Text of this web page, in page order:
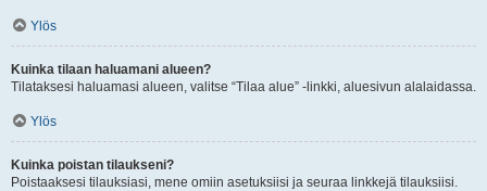
Ylös
Kuinka tilaan haluamani alueen?
Tilataksesi haluamasi alueen, valitse “Tilaa alue” -linkki, aluesivun alalaidassa.
Ylös
Kuinka poistan tilaukseni?
Poistaaksesi tilauksiasi, mene omiin asetuksiisi ja seuraa linkkejä tilauksiisi.